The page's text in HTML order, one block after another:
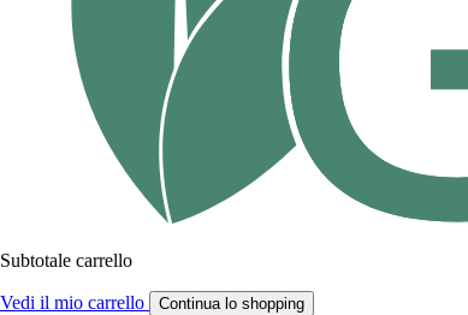
Subtotale carrello
Vedi il mio carrello Continua lo shopping